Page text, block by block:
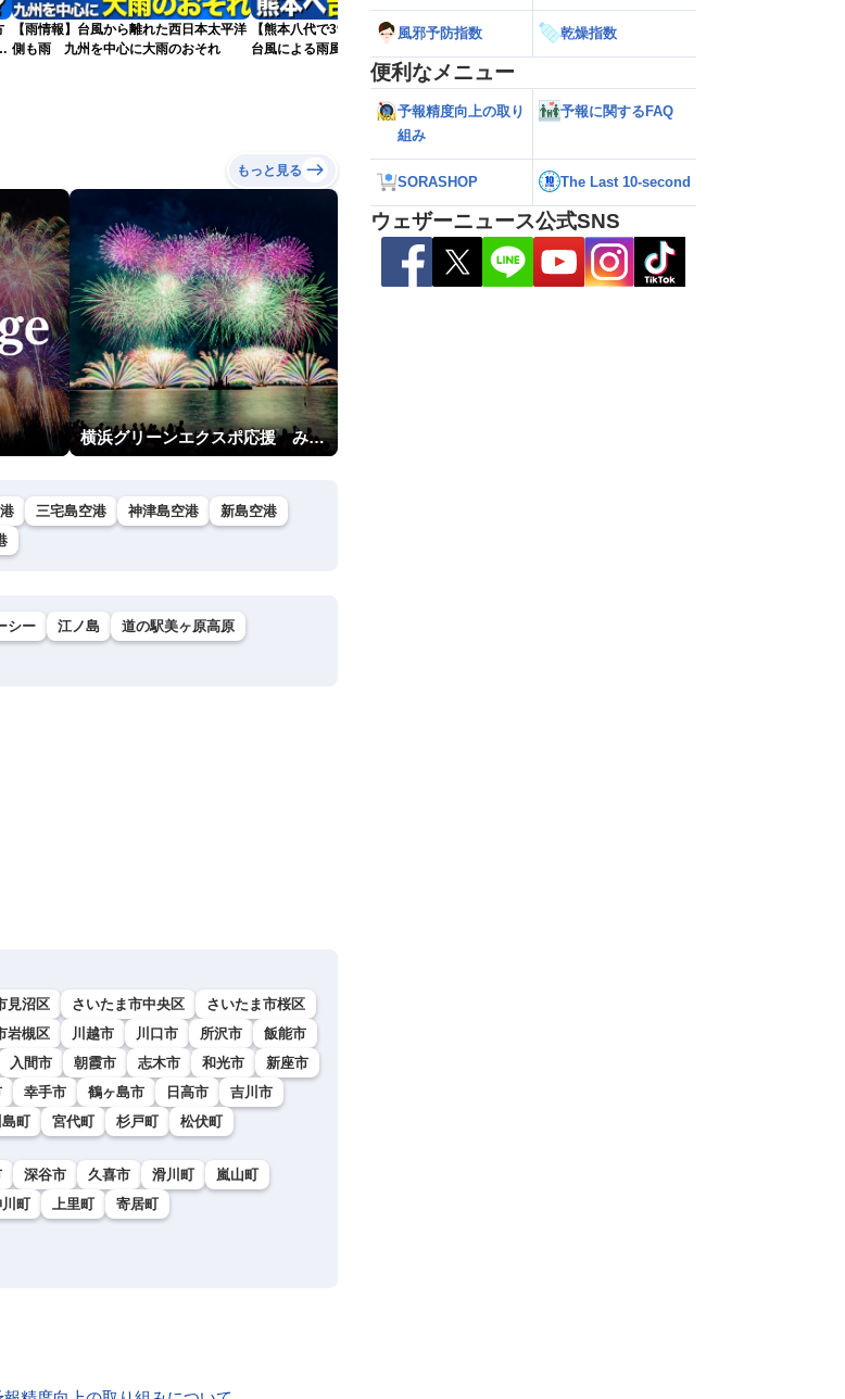
【雨情報】台風から離れた西日本太平洋
側も雨 九州を中心に大雨のおそれ
【熊本八代で39℃観測】被災地・熊本へ
台風による雨風の影響は？
【台風15号 2026】北海道・東北に上陸
の可能性も進路は定まらず（6日15時更
新）
もっと見る
横浜グリーンエクスポ応援 みなとみらいフェスティバル「スカイシンフォニーinヨコハマ presented byコロワイド」
三宅島空港 神津島空港
新島空港
シー 江ノ島
道の駅美ヶ原高原
見沼区 さいたま市中央区
さいたま市桜区
岩槻区 川越市 川口市 所沢市
飯能市
入間市 朝霞市 志木市 和光市
新座市
幸手市 鶴ヶ島市 日高市
吉川市
島町 宮代町 杉戸町 松伏町
深谷市 久喜市 滑川町
嵐山町
町 上里町 寄居町
風邪予防指数 乾燥指数
便利なメニュー
予報精度向上の取り
組み
予報に関するFAQ
SORASHOP The Last 10-second
ウェザーニュース公式SNS